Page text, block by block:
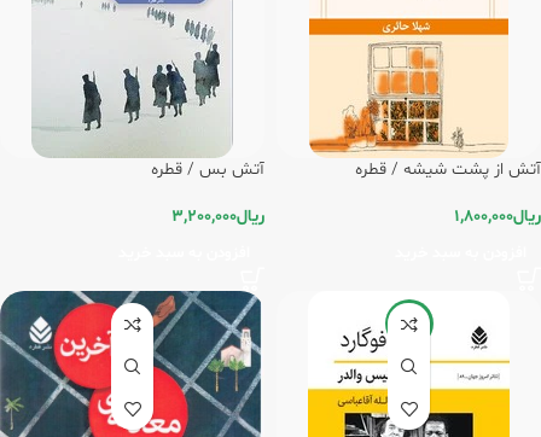
آتش از پشت شیشه / قطره
ریال1,800,000
آتش بس / قطره
ریال3,200,000
-20%